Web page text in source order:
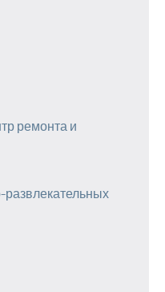
ремонта и
развлекательных